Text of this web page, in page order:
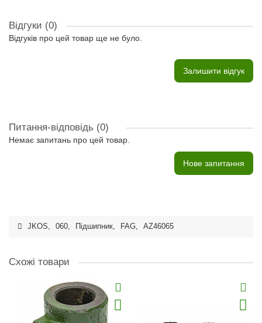
Відгуки (0)
Відгуків про цей товар ще не було.
Залишити відгук
Питання-відповідь (0)
Немає запитань про цей товар.
Нове запитання
JKOS, 060, Підшипник, FAG, AZ46065
Схожі товари